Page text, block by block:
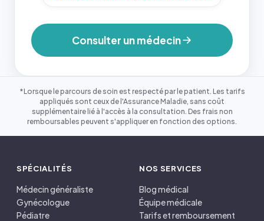
Consulter un médecin
*Lorsque le parcours de soin est respecté par le patient. Les tarifs
appliqués sont ceux de l'Assurance Maladie, sans coût
supplémentaire lié à l'accès à la consultation. Des frais non
remboursables peuvent s'appliquer en fonction des options.
SPÉCIALITÉS
Médecin généraliste
Gynécologue
Pédiatre
NOS SERVICES
Blog médical
Équipe médicale
Tarifs et remboursement